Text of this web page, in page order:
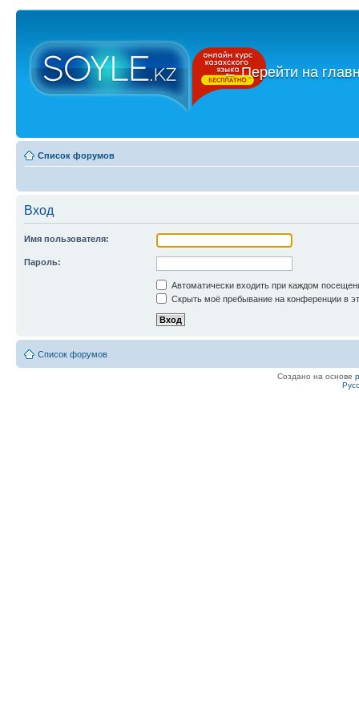
←Перейти на
Список форумов
Вход
Имя пользователя:
Пароль:
Автоматически входить при каждом
Скрыть моё пребывание на конференции в
Список форумов
Создано на основе